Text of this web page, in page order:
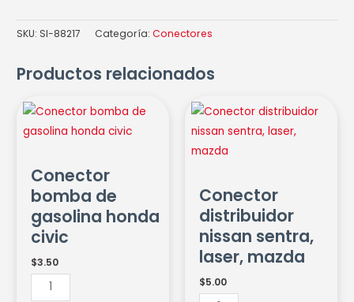
SKU: SI-88217 Categoría:Conectores
Productos relacionados
Conector
bomba de
gasolina honda
civic
$3.50
Conector
bomba
honda
civic
cantidad
Conector
distribuidor
nissan sentra,
laser, mazda
$5.00
Conector
distribuidor
nissan
mazda
cantidad